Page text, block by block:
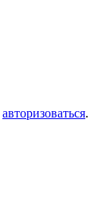
авторизоваться.